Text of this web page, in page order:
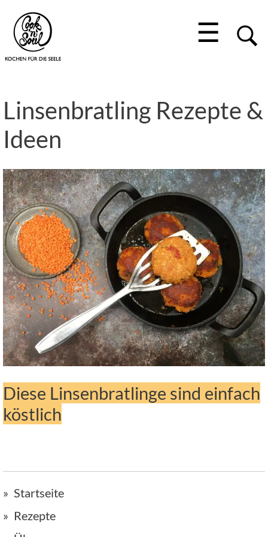
☰
Linsenbratling Rezepte &
Ideen
Diese Linsenbratlinge sind einfach
köstlich
Startseite
Rezepte